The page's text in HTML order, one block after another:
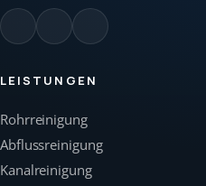
LEISTUNGEN
Rohrreinigung
Abflussreinigung
Kanalreinigung